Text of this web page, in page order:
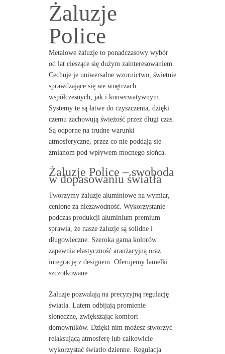
Żaluzje
Police
Metalowe żaluzje to ponadczasowy wybór
od lat cieszące się dużym zainteresowaniem.
Cechuje je uniwersalne wzornictwo, świetnie
sprawdzające się we wnętrzach
współczesnych, jak i konserwatywnym.
Systemy te są łatwe do czyszczenia, dzięki
czemu zachowują świeżość przez długi czas.
Są odporne na trudne warunki
atmosferyczne, przez co nie poddają się
zmianom pod wpływem mocnego słońca.
Żaluzje Police – swoboda
w dopasowaniu światła
Tworzymy żaluzje aluminiowe na wymiar,
cenione za niezawodność. Wykorzystanie
podczas produkcji aluminium premium
sprawia, że nasze żaluzje są solidne i
długowieczne. Szeroka gama kolorów
zapewnia elastyczność aranżacyjną oraz
integrację z designem. Oferujemy lamelki
szczotkowane.
Żaluzje pozwalają na precyzyjną regulację
światła. Latem odbijają promienie
słoneczne, zwiększając komfort
domowników. Dzięki nim możesz stworzyć
relaksującą atmosferę lub całkowicie
wykorzystać światło dzienne. Regulacja